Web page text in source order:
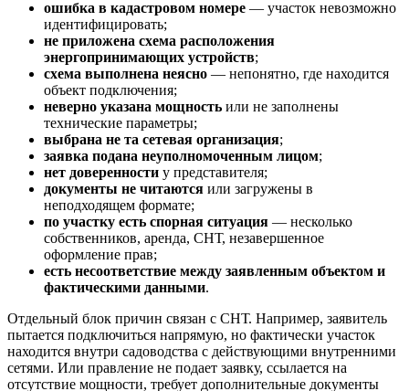
ошибка в кадастровом номере — участок невозможно
идентифицировать;
не приложена схема расположения
энергопринимающих устройств;
схема выполнена неясно — непонятно, где находится
объект подключения;
неверно указана мощность или не заполнены
технические параметры;
выбрана не та сетевая организация;
заявка подана неуполномоченным лицом;
нет доверенности у представителя;
документы не читаются или загружены в
неподходящем формате;
по участку есть спорная ситуация — несколько
собственников, аренда, СНТ, незавершенное
оформление прав;
есть несоответствие между заявленным объектом и
фактическими данными.
Отдельный блок причин связан с СНТ. Например, заявитель
пытается подключиться напрямую, но фактически участок
находится внутри садоводства с действующими внутренними
сетями. Или правление не подает заявку, ссылается на
отсутствие мощности, требует дополнительные документы